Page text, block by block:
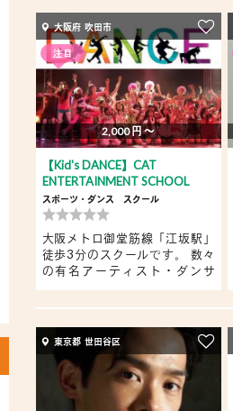
注目
大阪府 吹田市
2,000 円 〜
【Kid's DANCE】CAT
ENTERTAINMENT SCHOOL
スポーツ・ダンス スクール
大阪メトロ御堂筋線「江坂駅」
徒歩3分のスクールです。 数々
の有名アーティスト・ダンサ
東京都 世田谷区